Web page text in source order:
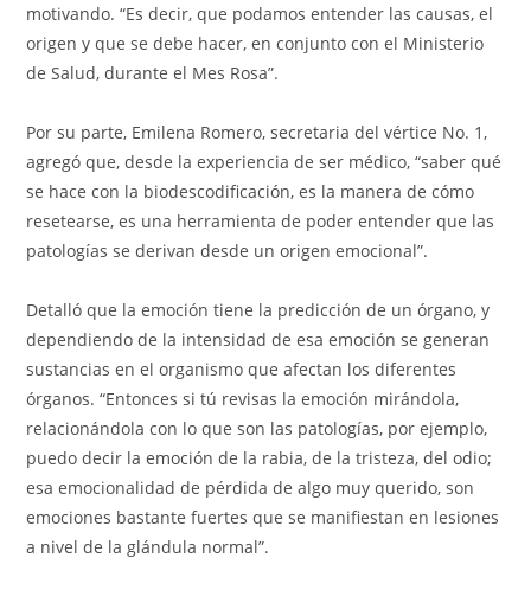
motivando. “Es decir, que podamos entender las causas, el
origen y que se debe hacer, en conjunto con el Ministerio
de Salud, durante el Mes Rosa”.
Por su parte, Emilena Romero, secretaria del vértice No. 1,
agregó que, desde la experiencia de ser médico, “saber qué
se hace con la biodescodificación, es la manera de cómo
resetearse, es una herramienta de poder entender que las
patologías se derivan desde un origen emocional”.
Detalló que la emoción tiene la predicción de un órgano, y
dependiendo de la intensidad de esa emoción se generan
sustancias en el organismo que afectan los diferentes
órganos. “Entonces si tú revisas la emoción mirándola,
relacionándola con lo que son las patologías, por ejemplo,
puedo decir la emoción de la rabia, de la tristeza, del odio;
esa emocionalidad de pérdida de algo muy querido, son
emociones bastante fuertes que se manifiestan en lesiones
a nivel de la glándula normal”.